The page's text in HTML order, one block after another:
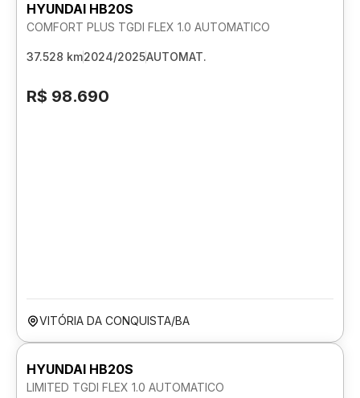
HYUNDAI HB20S
COMFORT PLUS TGDI FLEX 1.0 AUTOMATICO
37.528 km2024/2025AUTOMAT.
R$ 98.690
VITÓRIA DA CONQUISTA/BA
HYUNDAI HB20S
LIMITED TGDI FLEX 1.0 AUTOMATICO